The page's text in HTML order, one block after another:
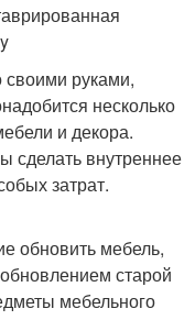
руками,
несколько
и декора.
сделать внутреннее
затрат.
обновить мебель,
старой
мебельного